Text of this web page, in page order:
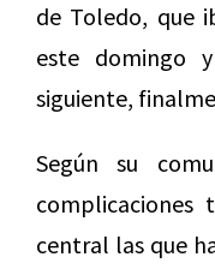
de Toledo, que
este domingo
siguiente,
Según su
central las que